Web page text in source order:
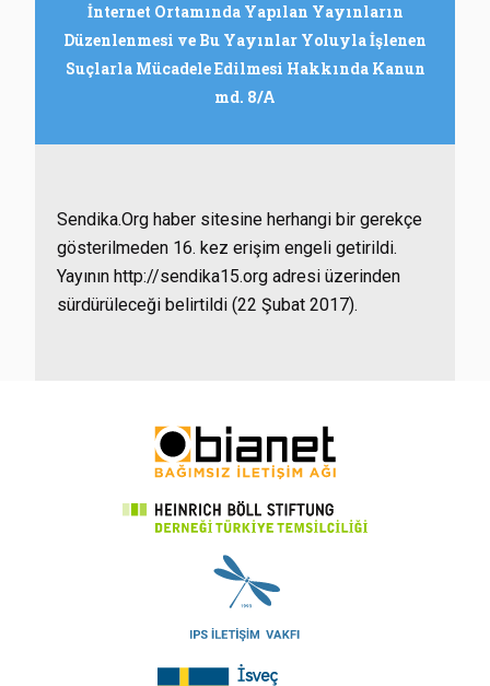
İnternet Ortamında Yapılan Yayınların
Düzenlenmesi ve Bu Yayınlar Yoluyla İşlenen
Suçlarla Mücadele Edilmesi Hakkında Kanun
md. 8/A
Sendika.Org haber sitesine herhangi bir gerekçe
gösterilmeden 16. kez erişim engeli getirildi.
Yayının http://sendika15.org adresi üzerinden
sürdürüleceği belirtildi (22 Şubat 2017).